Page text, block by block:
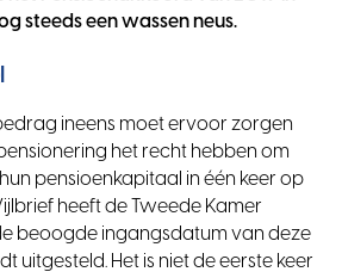
steeds een wassen neus.
ineens moet ervoor zorgen
het recht hebben om
pensioenkapitaal in één keer op
heeft de Tweede Kamer
beoogde ingangsdatum van deze
Het is niet de eerste keer